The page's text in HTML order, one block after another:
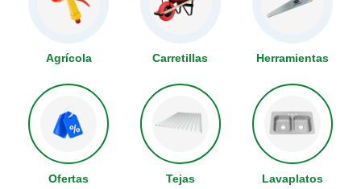
Agrícola Carretillas Herramientas
Ofertas Tejas Lavaplatos